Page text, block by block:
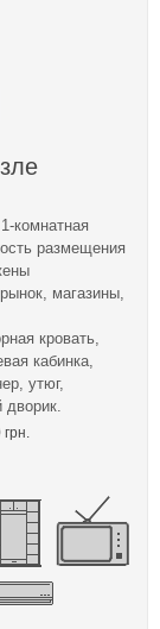
комнатная
размещения
магазины,
кровать,
кабинка,
утюг,